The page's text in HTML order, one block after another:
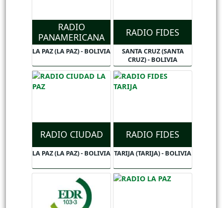
RADIO
PANAMERICANA
LA PAZ (LA PAZ) - BOLIVIA
RADIO FIDES
SANTA CRUZ (SANTA
CRUZ) - BOLIVIA
RADIO CIUDAD
LA PAZ (LA PAZ) - BOLIVIA
RADIO FIDES
TARIJA (TARIJA) - BOLIVIA